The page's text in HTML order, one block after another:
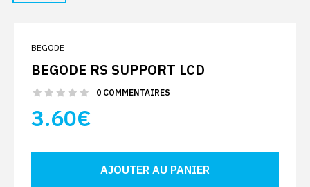
BEGODE
BEGODE RS SUPPORT LCD
0 COMMENTAIRES
3.60€